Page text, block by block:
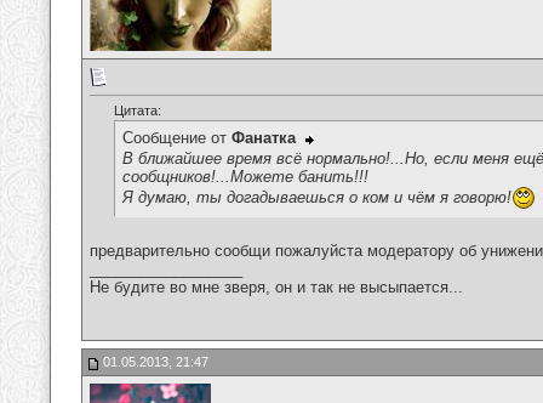
Цитата:
Сообщение от Фанатка
В ближайшее время всё нормально!...Но, если меня
сообщников!...Можете банить!!!
Я думаю, ты догадываешься о ком и чём я говорю!
предварительно сообщи пожалуйста модератору об
Не будите во мне зверя, он и так не высыпается...
01.05.2013, 21:47